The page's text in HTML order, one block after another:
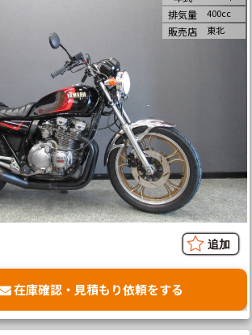
排気量 400cc
販売店 東北
在庫確認・見積もり依頼をする